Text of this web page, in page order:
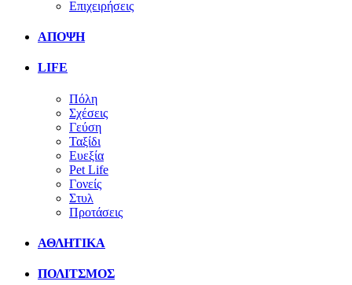
Επιχειρήσεις
ΑΠΟΨΗ
LIFE
Πόλη
Σχέσεις
Γεύση
Ταξίδι
Ευεξία
Pet Life
Γονείς
Στυλ
Προτάσεις
ΑΘΛΗΤΙΚΑ
ΠΟΛΙΤΣΜΟΣ